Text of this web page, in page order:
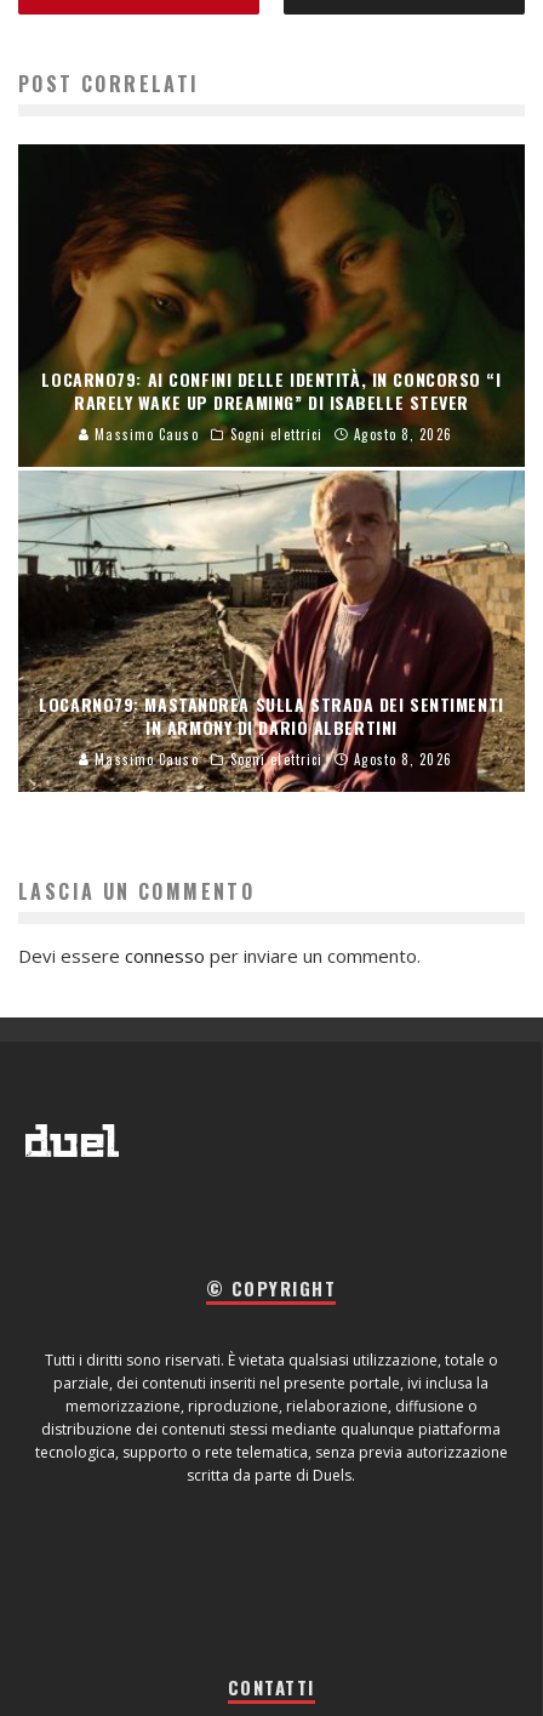
POST CORRELATI
LOCARNO79: AI CONFINI DELLE IDENTITÀ, IN CONCORSO “I
RARELY WAKE UP DREAMING” DI ISABELLE STEVER
Massimo Causo Sogni elettrici Agosto 8, 2026
LOCARNO79: MASTANDREA SULLA STRADA DEI SENTIMENTI
IN ARMONY DI DARIO ALBERTINI
Massimo Causo Sogni elettrici Agosto 8, 2026
LASCIA UN COMMENTO
Devi essere connesso per inviare un commento.
© COPYRIGHT
Tutti i diritti sono riservati. È vietata qualsiasi utilizzazione, totale o
parziale, dei contenuti inseriti nel presente portale, ivi inclusa la
memorizzazione, riproduzione, rielaborazione, diffusione o
distribuzione dei contenuti stessi mediante qualunque piattaforma
tecnologica, supporto o rete telematica, senza previa autorizzazione
scritta da parte di Duels.
CONTATTI